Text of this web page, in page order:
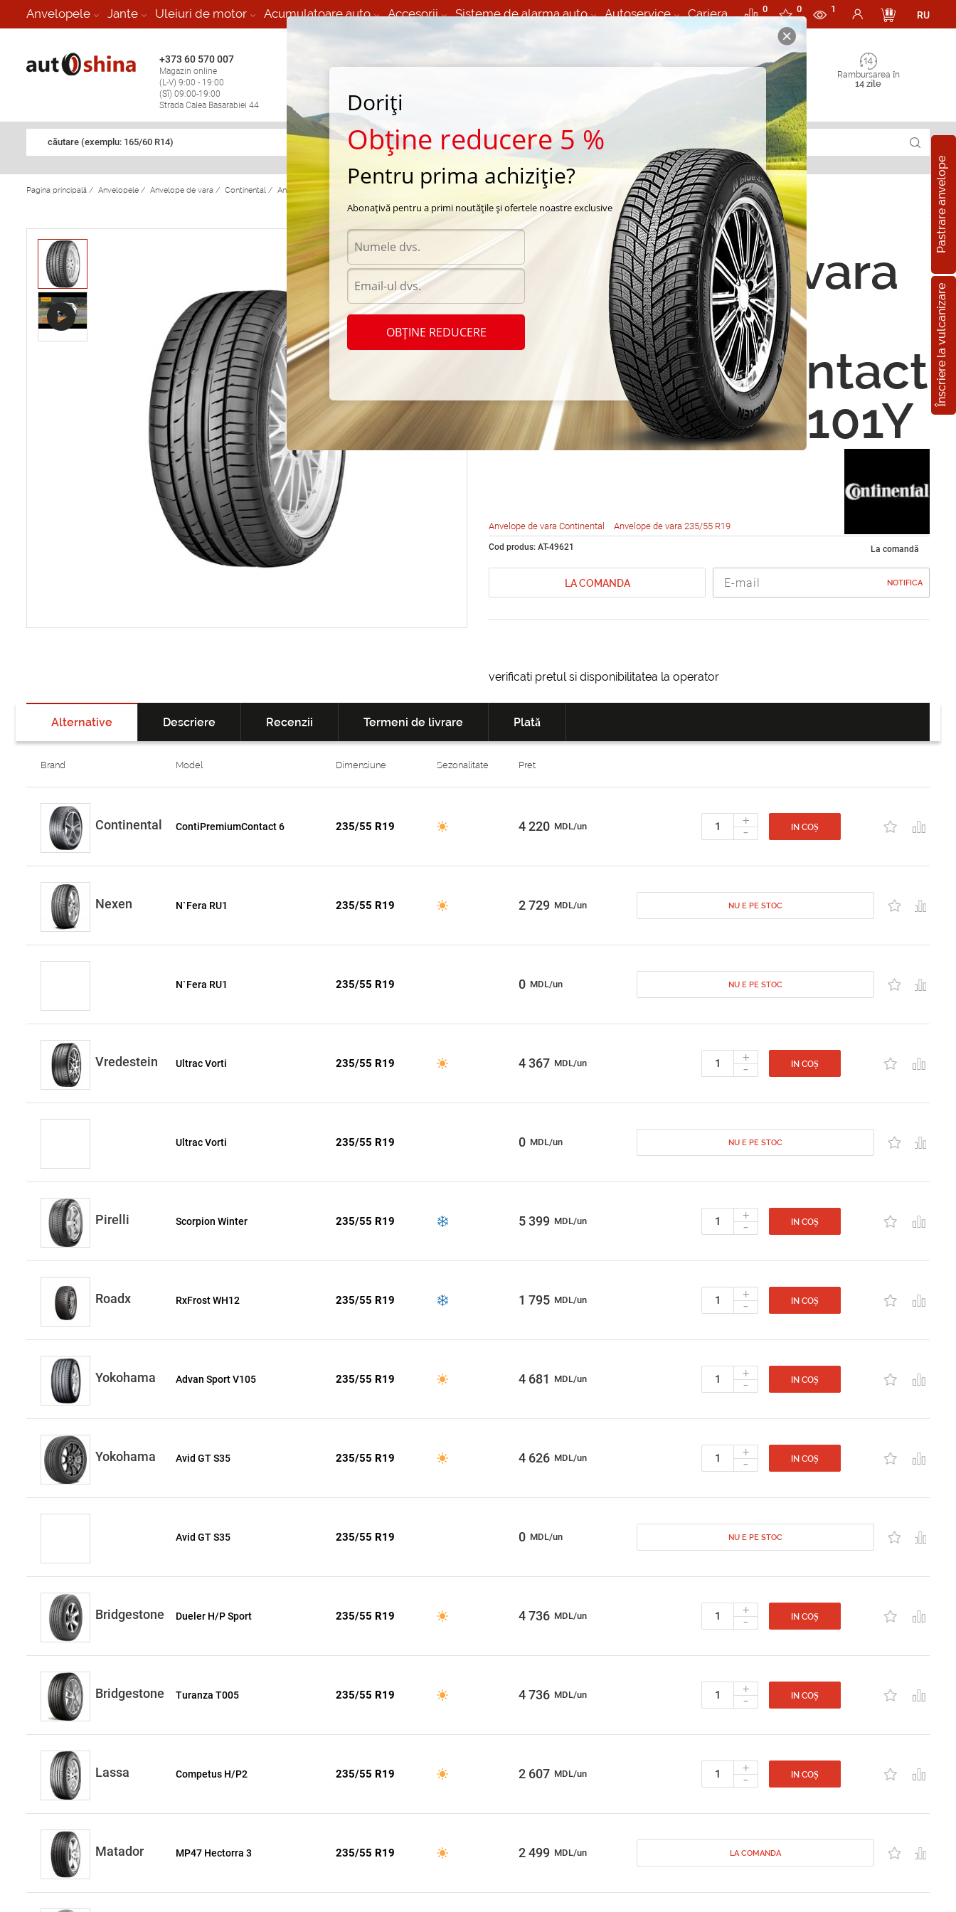
Anvelopele Jante Uleiuri de motor Acumulatoare auto Accesorii Sisteme de alarma auto Autoservice Cariera 0 0 1
RU
+373 60 570 007
Magazin online
(L-V) 9:00 - 19:00
(Sî) 09:00-19:00
Strada Calea Basarabiei 44
Vulcanizare Mobila 24/7 non
Rambursarea în
14 zile
căutare (exemplu: 165/60 R14)
Pastrare anvelope
Înscriere la vulcanizare
Pagina principală / Anvelopele / Anvelope de vara / Continental / Anvelope de vara Continental Continental ContiSportContact 5 Continental ContiSportContact 5 235/55 R19 101Y
Anvelope de vara
Continental
ContiSportContact
5 235/55 R19 101Y
Anvelope de vara Continental Anvelope de vara 235/55 R19
Cod produs: AT-49621 La comandă
LA COMANDA NOTIFICA
verificati pretul si disponibilitatea la operator
Alternative Descriere Recenzii Termeni de livrare Plată
Brand Model Dimensiune Sezonalitate Pret
Continental ContiPremiumContact 6 235/55 R19 4 220 MDL/un +
- IN COȘ
Nexen N`Fera RU1 235/55 R19 2 729 MDL/un NU E PE STOC
N`Fera RU1 235/55 R19 0 MDL/un NU E PE STOC
Vredestein Ultrac Vorti 235/55 R19 4 367 MDL/un +
- IN COȘ
Ultrac Vorti 235/55 R19 0 MDL/un NU E PE STOC
Pirelli Scorpion Winter 235/55 R19 5 399 MDL/un +
- IN COȘ
Roadx RxFrost WH12 235/55 R19 1 795 MDL/un +
- IN COȘ
Yokohama Advan Sport V105 235/55 R19 4 681 MDL/un +
- IN COȘ
Yokohama Avid GT S35 235/55 R19 4 626 MDL/un +
- IN COȘ
Avid GT S35 235/55 R19 0 MDL/un NU E PE STOC
Bridgestone Dueler H/P Sport 235/55 R19 4 736 MDL/un +
- IN COȘ
Bridgestone Turanza T005 235/55 R19 4 736 MDL/un +
- IN COȘ
Lassa Competus H/P2 235/55 R19 2 607 MDL/un +
- IN COȘ
Matador MP47 Hectorra 3 235/55 R19 2 499 MDL/un LA COMANDA
Doriți
Obține reducere 5 %
Pentru prima achiziție?
Abonațivă pentru a primi noutățile și ofertele noastre exclusive
OBȚINE REDUCERE